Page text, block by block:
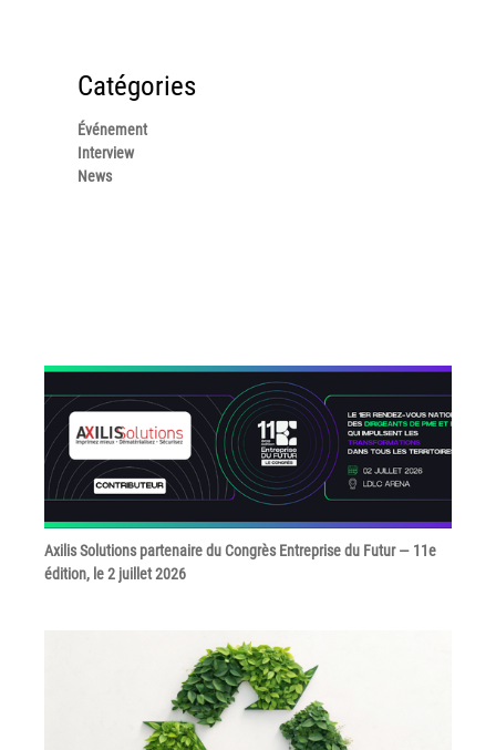
Notre équipe
Grand Lyon
Actualité
Rejoignez-nous
CONTACT
Catégories
Événement
Interview
News
Axilis Solutions partenaire du Congrès Entreprise du Futur — 11e
édition, le 2 juillet 2026